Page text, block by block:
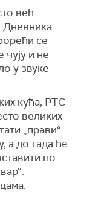
већ
Дневника
се
чују и не
у звуке
кућа, РТС
великих
„прави“
а до тада ће
по